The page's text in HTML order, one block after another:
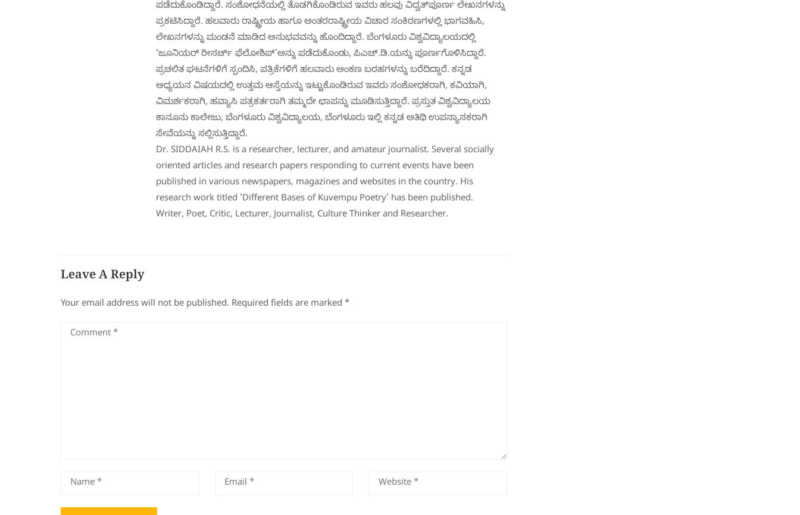
ಪಡೆದುಕೊಂಡಿದ್ದಾರೆ. ಸಂಶೋಧನೆಯಲ್ಲಿ ತೊಡಗಿಕೊಂಡಿರುವ ಇವರು ಹಲವು ವಿದ್ವತ್‌ಪೂರ್ಣ ಲೇಖನಗಳನ್ನು
ಪ್ರಕಟಿಸಿದ್ದಾರೆ. ಹಲವಾರು ರಾಷ್ಟ್ರೀಯ ಹಾಗೂ ಅಂತರರಾಷ್ಟ್ರೀಯ ವಿಚಾರ ಸಂಕಿರಣಗಳಲ್ಲಿ ಭಾಗವಹಿಸಿ,
ಲೇಖನಗಳನ್ನು ಮಂಡನೆ ಮಾಡಿದ ಅನುಭವವನ್ನು ಹೊಂದಿದ್ದಾರೆ. ಬೆಂಗಳೂರು ವಿಶ್ವವಿದ್ಯಾಲಯದಲ್ಲಿ
‘ಜೂನಿಯರ್ ರೀಸರ್ಚ್ ಫೆಲೋಶಿಪ್’ಅನ್ನು ಪಡೆದುಕೊಂಡು, ಪಿಎಚ್.ಡಿ.ಯನ್ನು ಪೂರ್ಣಗೊಳಿಸಿದ್ದಾರೆ.
ಪ್ರಚಲಿತ ಘಟನೆಗಳಿಗೆ ಸ್ಪಂದಿಸಿ, ಪತ್ರಿಕೆಗಳಿಗೆ ಹಲವಾರು ಅಂಕಣ ಬರಹಗಳನ್ನು ಬರೆದಿದ್ದಾರೆ. ಕನ್ನಡ
ಅಧ್ಯಯನ ವಿಷಯದಲ್ಲಿ ಉತ್ತಮ ಆಸ್ತೆಯನ್ನು ಇಟ್ಟುಕೊಂಡಿರುವ ಇವರು ಸಂಶೋಧಕರಾಗಿ, ಕವಿಯಾಗಿ,
ವಿಮರ್ಶಕರಾಗಿ, ಹವ್ಯಾಸಿ ಪತ್ರಕರ್ತರಾಗಿ ತಮ್ಮದೇ ಛಾಪನ್ನು ಮೂಡಿಸುತ್ತಿದ್ದಾರೆ. ಪ್ರಸ್ತುತ ವಿಶ್ವವಿದ್ಯಾಲಯ
ಕಾನೂನು ಕಾಲೇಜು, ಬೆಂಗಳೂರು ವಿಶ್ವವಿದ್ಯಾಲಯ, ಬೆಂಗಳೂರು ಇಲ್ಲಿ ಕನ್ನಡ ಅತಿಥಿ ಉಪನ್ಯಾಸಕರಾಗಿ
ಸೇವೆಯನ್ನು ಸಲ್ಲಿಸುತ್ತಿದ್ದಾರೆ.
Dr. SIDDAIAH R.S. is a researcher, lecturer, and amateur journalist. Several socially
oriented articles and research papers responding to current events have been
published in various newspapers, magazines and websites in the country. His
research work titled ‘Different Bases of Kuvempu Poetry’ has been published.
Writer, Poet, Critic, Lecturer, Journalist, Culture Thinker and Researcher.
Leave A Reply
Your email address will not be published. Required fields are marked *